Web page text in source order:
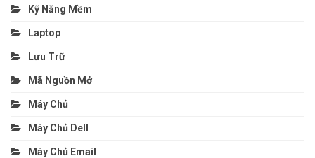
Kỹ Năng Mềm
Laptop
Lưu Trữ
Mã Nguồn Mở
Máy Chủ
Máy Chủ Dell
Máy Chủ Email